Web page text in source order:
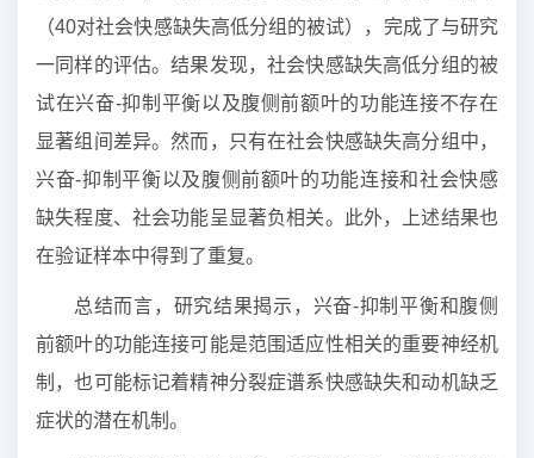
（40对社会快感缺失高低分组的被试），完成了与研究
一同样的评估。结果发现，社会快感缺失高低分组的被
试在兴奋-抑制平衡以及腹侧前额叶的功能连接不存在
显著组间差异。然而，只有在社会快感缺失高分组中，
兴奋-抑制平衡以及腹侧前额叶的功能连接和社会快感
缺失程度、社会功能呈显著负相关。此外，上述结果也
在验证样本中得到了重复。
总结而言，研究结果揭示，兴奋-抑制平衡和腹侧
前额叶的功能连接可能是范围适应性相关的重要神经机
制，也可能标记着精神分裂症谱系快感缺失和动机缺乏
症状的潜在机制。